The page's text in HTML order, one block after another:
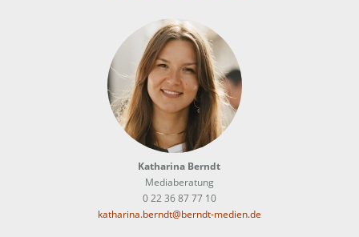
Katharina Berndt
Mediaberatung
0 22 36 87 77 10
katharina.berndt@berndt-medien.de